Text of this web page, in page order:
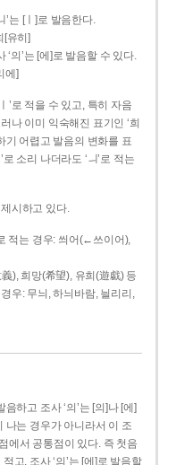
는 [ㅣ]로 발음한다.
[유히]
‘의’는 [에]로 발음할 수 있다.
에]
’로 적을 수 있고, 특히 자음
나 이미 익숙해진 표기인 ‘희
기 어렵고 발음의 변화를 표
로 소리 나더라도 ‘ㅢ’로 적는
시하고 있다.
적는 경우: 씌어(←쓰이어),
), 희망(希望), 유희(遊戱) 등
우: 무늬, 하늬바람, 늴리리,
음하고 조사 ‘의’는 [의]나 [에]
나는 경우가 아니라서 이 조
에서 공통점이 있다. 즉 첫음
고, 조사 ‘의’는 [에]로 발음할